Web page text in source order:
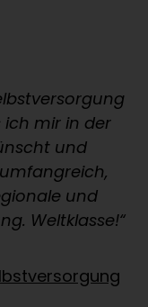
ich mir in der
und
und
Weltklasse!“